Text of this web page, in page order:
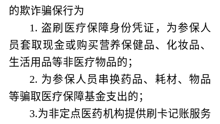
的欺诈骗保行为
1. 盗刷医疗保障身份凭证，为参保人
员套取现金或购买营养保健品、化妆品、
生活用品等非医疗物品的；
2. 为参保人员串换药品、耗材、物品
等骗取医疗保障基金支出的；
3.为非定点医药机构提供刷卡记账服务